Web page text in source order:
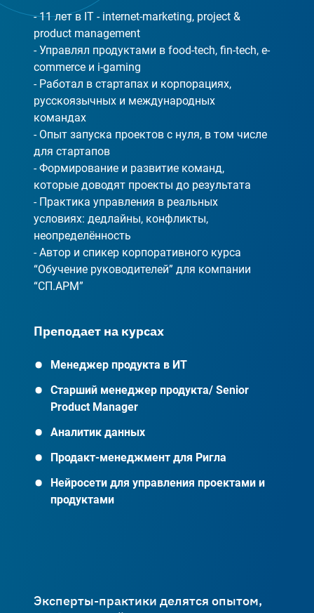
- 11 лет в IT - internet-marketing, project &
product management
- Управлял продуктами в food-tech, fin-tech, e-
commerce и i-gaming
- Работал в стартапах и корпорациях,
русскоязычных и международных
командах
- Опыт запуска проектов с нуля, в том числе
для стартапов
- Формирование и развитие команд,
которые доводят проекты до результата
- Практика управления в реальных
условиях: дедлайны, конфликты,
неопределённость
- Автор и спикер корпоративного курса
“Обучение руководителей” для компании
“СП.АРМ”
Преподает на курсах
Менеджер продукта в ИТ
Старший менеджер продукта/ Senior
Product Manager
Аналитик данных
Продакт-менеджмент для Ригла
Нейросети для управления проектами и
продуктами
Эксперты-практики делятся опытом,